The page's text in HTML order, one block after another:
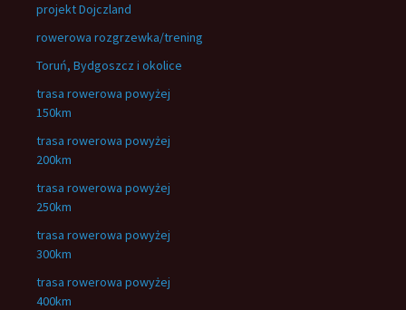
projekt Dojczland
rowerowa rozgrzewka/trening
Toruń, Bydgoszcz i okolice
trasa rowerowa powyżej
150km
trasa rowerowa powyżej
200km
trasa rowerowa powyżej
250km
trasa rowerowa powyżej
300km
trasa rowerowa powyżej
400km